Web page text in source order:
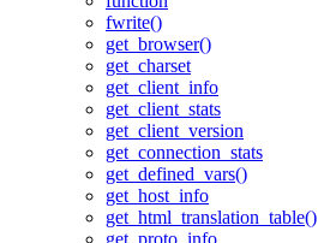
fwrite()
get_browser()
get_charset
get_client_info
get_client_stats
get_client_version
get_connection_stats
get_defined_vars()
get_host_info
get_html_translation_table()
get_proto_info